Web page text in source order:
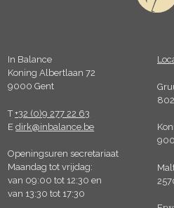
In Balance
Koning Albertlaan 72
9000 Gent
T+32 (0)9 277 22 63
Edirk@inbalance.be
Openingsuren secretariaat
Maandag tot vrijdag:
van 09:00 tot 12:30 en
van 13:30 tot 17:30